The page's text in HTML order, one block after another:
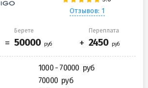
Отзывов: 1
Берете Переплата
1000 - 70000
70000